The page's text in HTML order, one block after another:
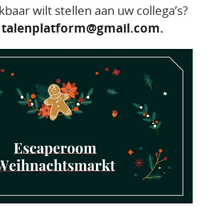
wilt stellen aan uw collega’s?
talenplatform@gmail.com.